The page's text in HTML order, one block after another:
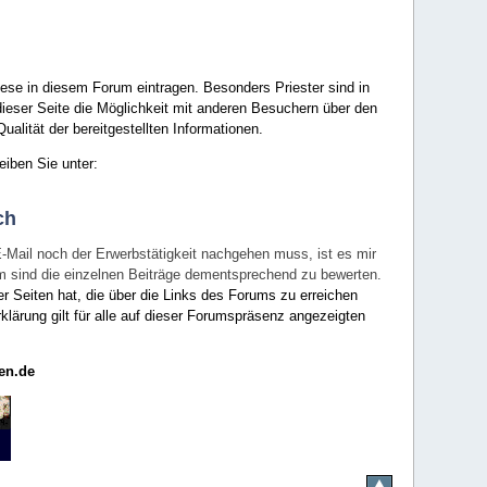
in diesem Forum eintragen. Besonders Priester sind in
Seite die Möglichkeit mit anderen Besuchern über den
der bereitgestellten Informationen.
Sie unter:
noch der Erwerbstätigkeit nachgehen muss, ist es mir
die einzelnen Beiträge dementsprechend zu bewerten.
Seiten hat, die über die Links des Forums zu erreichen
gilt für alle auf dieser Forumspräsenz angezeigten